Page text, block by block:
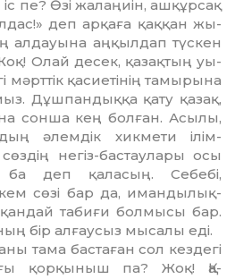
пе? Өзі жалаңиін, ашқұрсақ
деп арқаға қаққан жы­
алдауына аңқылдап түскен
Олай десек, қазақтың уы­
қа­сие­тінің тамырына
Дұшпандыққа қату қа­зақ,
сонша кең болған. Асылы,
әлемдік хикмети ілім­
негіз-бастаулары осы
деп қаласың. Себебі,
сөзі бар да, иманды­лық­
та­биғи болмысы бар.
бір алғаусыз мысалы еді.
тама бас­таған сол кездегі
қорқыныш па? Жоқ! Қа­